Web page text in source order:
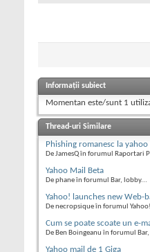
Informații subiect
Momentan este/sunt 1
Thread-uri Similare
Phishing romanesc la yahoo
De JamesQ în forumul Raportari
Yahoo Mail Beta
De phane în forumul Bar, lobby...
Yahoo! launches new Web-
De necropsique în forumul Yahoo!
Cum se poate scoate un e-
De Ben Boingeanu în forumul
Yahoo mail de 1 Giga